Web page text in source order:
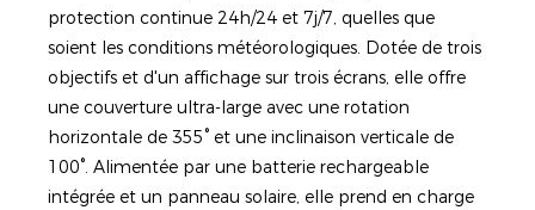
protection continue 24h/24 et 7j/7, quelles que
soient les conditions météorologiques. Dotée de trois
objectifs et d'un affichage sur trois écrans, elle offre
une couverture ultra-large avec une rotation
horizontale de 355° et une inclinaison verticale de
100°. Alimentée par une batterie rechargeable
intégrée et un panneau solaire, elle prend en charge